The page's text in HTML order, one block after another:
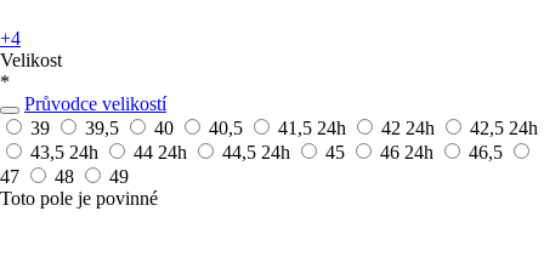
+4
Velikost
*
Průvodce velikostí
39
39,5 40 40,5 41,5 24h 42 24h 42,5 24h
43,5 24h 44 24h 44,5 24h 45 46 24h
46,5
47
48
49
Toto pole je povinné